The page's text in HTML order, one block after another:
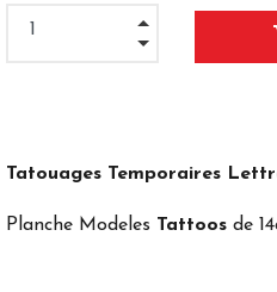
Tatouages Temporaires
Planche Modeles Tattoos de